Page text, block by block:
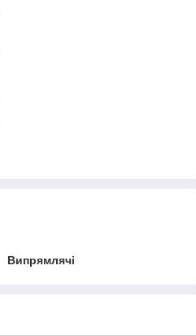
Випрямлячі